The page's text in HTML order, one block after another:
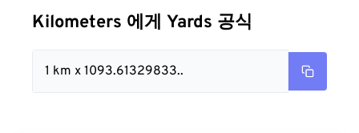
Kilometers 에게 Yards 공식
1 km x 1093.61329833..